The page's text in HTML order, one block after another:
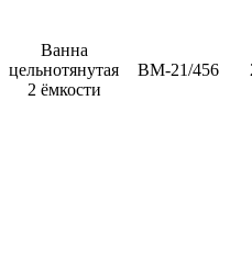
Ванна
цельнотянутая
2 ёмкости
ВМ-21/456